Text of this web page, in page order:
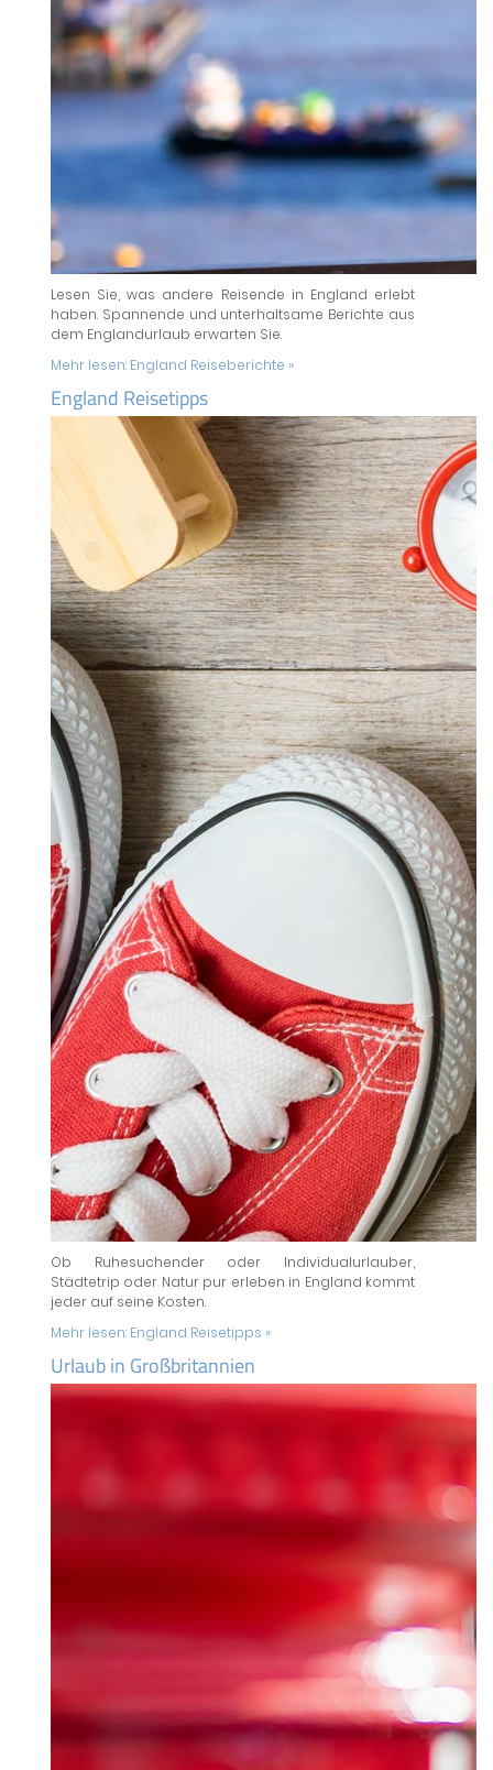
Lesen Sie, was andere Reisende in England erlebt
haben. Spannende und unterhaltsame Berichte aus
dem Englandurlaub erwarten Sie.
Mehr lesen: England Reiseberichte »
England Reisetipps
Ob Ruhesuchender oder Individualurlauber,
Städtetrip oder Natur pur erleben in England kommt
jeder auf seine Kosten.
Mehr lesen: England Reisetipps »
Urlaub in Großbritannien